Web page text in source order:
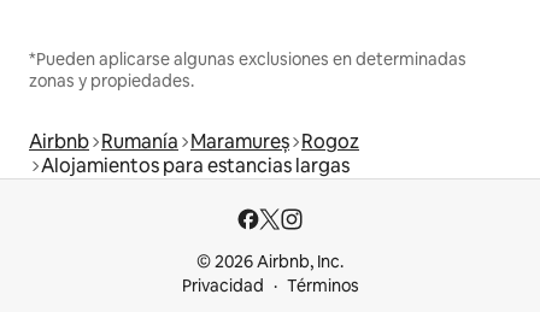
*Pueden aplicarse algunas exclusiones en determinadas
zonas y propiedades.
Airbnb Rumanía Maramureș Rogoz
Alojamientos para estancias largas
© 2026 Airbnb, Inc.
Privacidad
Términos